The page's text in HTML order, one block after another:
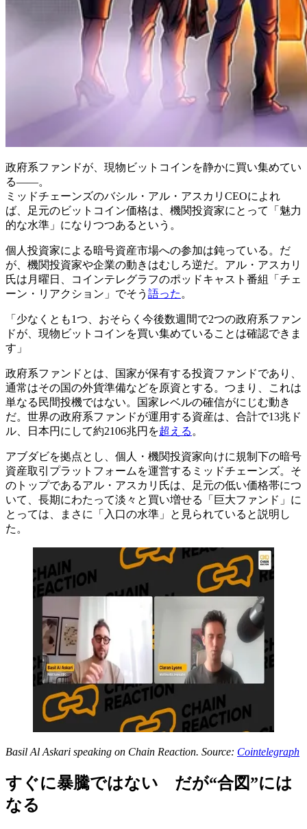
政府系ファンドが、現物ビットコインを静かに買い集めてい
る――。
ミッドチェーンズのバシル・アル・アスカリCEOによれ
ば、足元のビットコイン価格は、機関投資家にとって「魅力
的な水準」になりつつあるという。
個人投資家による暗号資産市場への参加は鈍っている。だ
が、機関投資家や企業の動きはむしろ逆だ。アル・アスカリ
氏は月曜日、コインテレグラフのポッドキャスト番組「チェ
ーン・リアクション」でそう 語った 。
「少なくとも1つ、おそらく今後数週間で2つの政府系ファン
ドが、現物ビットコインを買い集めていることは確認できま
す」
政府系ファンドとは、国家が保有する投資ファンドであり、
通常はその国の外貨準備などを原資とする。つまり、これは
単なる民間投機ではない。国家レベルの確信がにじむ動き
だ。世界の政府系ファンドが運用する資産は、合計で13兆ド
ル、日本円にして約2106兆円を超える 。
アブダビを拠点とし、個人・機関投資家向けに規制下の暗号
資産取引プラットフォームを運営するミッドチェーンズ。そ
のトップであるアル・アスカリ氏は、足元の低い価格帯につ
いて、長期にわたって淡々と買い増せる「巨大ファンド」に
とっては、まさに「入口の水準」と見られていると説明し
た。
Basil Al Askari speaking on Chain Reaction. Source: Cointelegraph
すぐに暴騰ではない だが“合図”には
なる